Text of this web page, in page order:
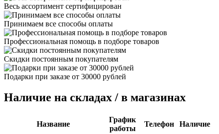
Весь ассортимент сертифицирован
Принимаем все способы оплаты
Профессиональная помощь в подборе товаров
Скидки постоянным покупателям
Подарки при заказе от 30000 рублей
Наличие на складах / в магазинах
Название
График
работы
Телефон Наличие